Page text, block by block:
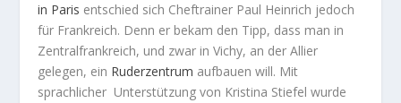
in Paris entschied sich Cheftrainer Paul Heinrich jedoch
für Frankreich. Denn er bekam den Tipp, dass man in
Zentralfrankreich, und zwar in Vichy, an der Allier
gelegen, ein Ruderzentrum aufbauen will. Mit
sprachlicher Unterstützung von Kristina Stiefel wurde